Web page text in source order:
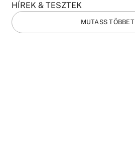
HÍREK & TESZTEK
MUTASS TÖBBET